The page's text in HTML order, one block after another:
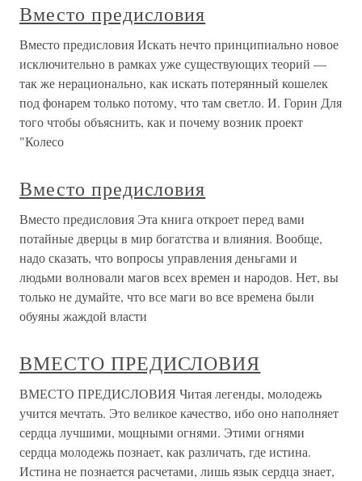
Вместо предисловия
Вместо предисловия Искать нечто принципиально новое
исключительно в рамках уже существующих теорий —
так же нерационально, как искать потерянный кошелек
под фонарем только потому, что там светло. И. Горин Для
того чтобы объяснить, как и почему возник проект
"Колесо
Вместо предисловия
Вместо предисловия Эта книга откроет перед вами
потайные дверцы в мир богатства и влияния. Вообще,
надо сказать, что вопросы управления деньгами и
людьми волновали магов всех времен и народов. Нет, вы
только не думайте, что все маги во все времена были
обуяны жаждой власти
ВМЕСТО ПРЕДИСЛОВИЯ
ВМЕСТО ПРЕДИСЛОВИЯ Читая легенды, молодежь
учится мечтать. Это великое качество, ибо оно наполняет
сердца лучшими, мощными огнями. Этими огнями
сердца молодежь познает, как различать, где истина.
Истина не познается расчетами, лишь язык сердца знает,